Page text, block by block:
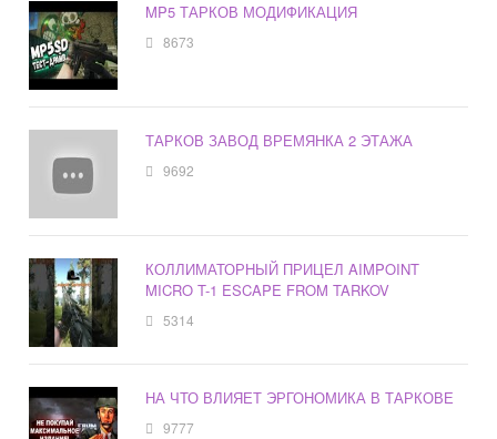
MP5 ТАРКОВ МОДИФИКАЦИЯ
8673
ТАРКОВ ЗАВОД ВРЕМЯНКА 2 ЭТАЖА
9692
КОЛЛИМАТОРНЫЙ ПРИЦЕЛ AIMPOINT
MICRO T-1 ESCAPE FROM TARKOV
5314
НА ЧТО ВЛИЯЕТ ЭРГОНОМИКА В ТАРКОВЕ
9777